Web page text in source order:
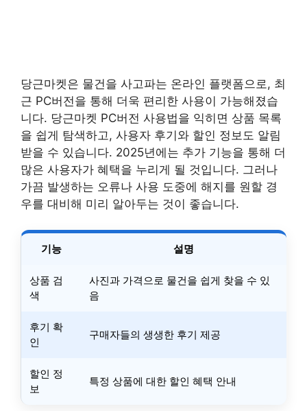
당근마켓은 물건을 사고파는 온라인 플랫폼으로, 최
근 PC버전을 통해 더욱 편리한 사용이 가능해졌습
니다. 당근마켓 PC버전 사용법을 익히면 상품 목록
을 쉽게 탐색하고, 사용자 후기와 할인 정보도 알림
받을 수 있습니다. 2025년에는 추가 기능을 통해 더
많은 사용자가 혜택을 누리게 될 것입니다. 그러나
가끔 발생하는 오류나 사용 도중에 해지를 원할 경
우를 대비해 미리 알아두는 것이 좋습니다.
기능 설명
상품 검
색
사진과 가격으로 물건을 쉽게 찾을 수 있
음
후기 확
인
구매자들의 생생한 후기 제공
할인 정
보
특정 상품에 대한 할인 혜택 안내